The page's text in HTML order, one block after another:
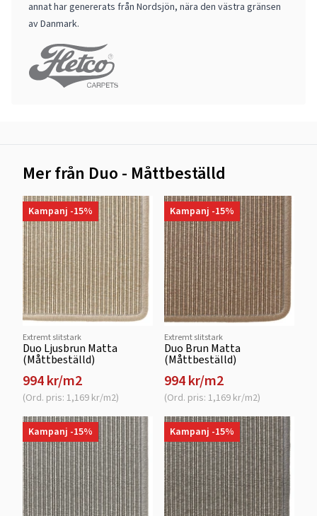
annat har genererats från Nordsjön, nära den västra gränsen
av Danmark.
Mer från Duo - Måttbeställd
Kampanj -15%
Extremt slitstark
Duo Ljusbrun Matta
(Måttbeställd)
994 kr/m2
(Ord. pris: 1,169 kr/m2)
Kampanj -15%
Extremt slitstark
Duo Brun Matta
(Måttbeställd)
994 kr/m2
(Ord. pris: 1,169 kr/m2)
Kampanj -15% Kampanj -15%